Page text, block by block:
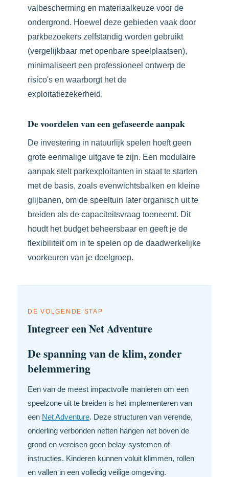
valbescherming en materiaalkeuze voor de
ondergrond. Hoewel deze gebieden vaak door
parkbezoekers zelfstandig worden gebruikt
(vergelijkbaar met openbare speelplaatsen),
minimaliseert een professioneel ontwerp de
risico's en waarborgt het de
exploitatiezekerheid.
De voordelen van een gefaseerde aanpak
De investering in natuurlijk spelen hoeft geen
grote eenmalige uitgave te zijn. Een modulaire
aanpak stelt parkexploitanten in staat te starten
met de basis, zoals evenwichtsbalken en kleine
glijbanen, om de speeltuin later organisch uit te
breiden als de capaciteitsvraag toeneemt. Dit
houdt het budget beheersbaar en geeft je de
flexibiliteit om in te spelen op de daadwerkelijke
voorkeuren van je doelgroep.
DE VOLGENDE STAP
Integreer een Net Adventure
De spanning van de klim, zonder
belemmering
Een van de meest impactvolle manieren om een
speelzone uit te breiden is het implementeren van
een Net Adventure. Deze structuren van verende,
onderling verbonden netten hangen net boven de
grond en vereisen geen belay-systemen of
instructies. Kinderen kunnen voluit klimmen, rollen
en vallen in een volledig veilige omgeving.